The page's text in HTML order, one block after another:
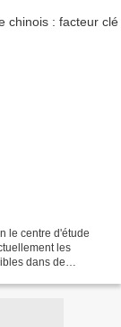
le centre d'étude
les
dans de